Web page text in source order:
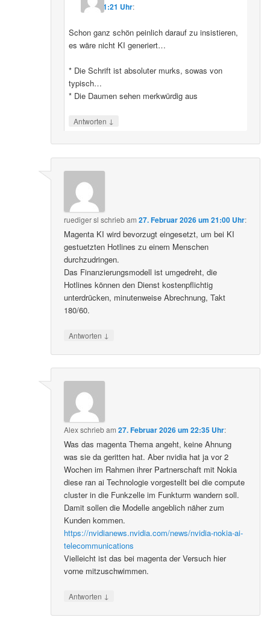
11:21 Uhr:
Schon ganz schön peinlich darauf zu insistieren,
es wäre nicht KI generiert…
* Die Schrift ist absoluter murks, sowas von
typisch…
* Die Daumen sehen merkwürdig aus
Antworten ↓
ruediger sl schriebam27. Februar 2026 um 21:00 Uhr:
Magenta KI wird bevorzugt eingesetzt, um bei KI
gestuetzten Hotlines zu einem Menschen
durchzudringen.
Das Finanzierungsmodell ist umgedreht, die
Hotlines können den Dienst kostenpflichtig
unterdrücken, minutenweise Abrechnung, Takt
180/60.
Antworten ↓
Alexschriebam27. Februar 2026 um 22:35 Uhr:
Was das magenta Thema angeht, keine Ahnung
was sie da geritten hat. Aber nvidia hat ja vor 2
Wochen im Rahmen ihrer Partnerschaft mit Nokia
diese ran ai Technologie vorgestellt bei die compute
cluster in die Funkzelle im Funkturm wandern soll.
Damit sollen die Modelle angeblich näher zum
Kunden kommen.
https://nvidianews.nvidia.com/news/nvidia-nokia-ai-
telecommunications
Vielleicht ist das bei magenta der Versuch hier
vorne mitzuschwimmen.
Antworten ↓